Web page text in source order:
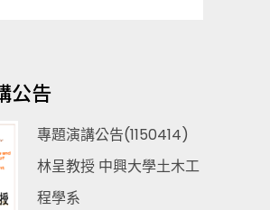
公告
專題演講公告(1150414)
林呈教授 中興大學土木工
程學系